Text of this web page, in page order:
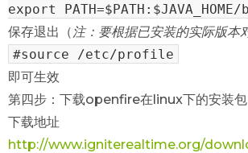
export
保存退出（ 注：要根据已安装的实际版本
#source /etc/profile
即可生效
第四步：下载openfire在linux下的安装包
下载地址
http://www.igniterealtime.org/